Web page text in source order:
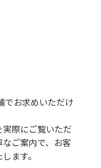
お問い合せ
でお求めいただけ
際にご覧いただ
ご案内で、お客
ます。